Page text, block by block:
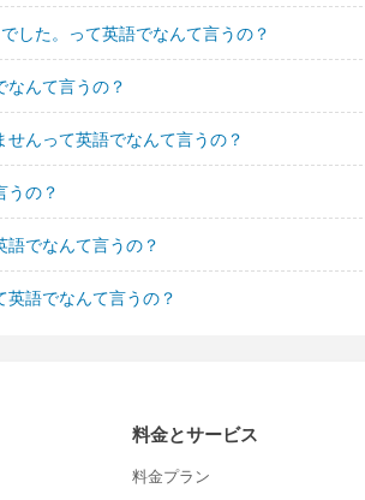
した。って英語でなんて言うの？
んて言うの？
んって英語でなんて言うの？
うの？
でなんて言うの？
語でなんて言うの？
料金とサービス
料金プラン